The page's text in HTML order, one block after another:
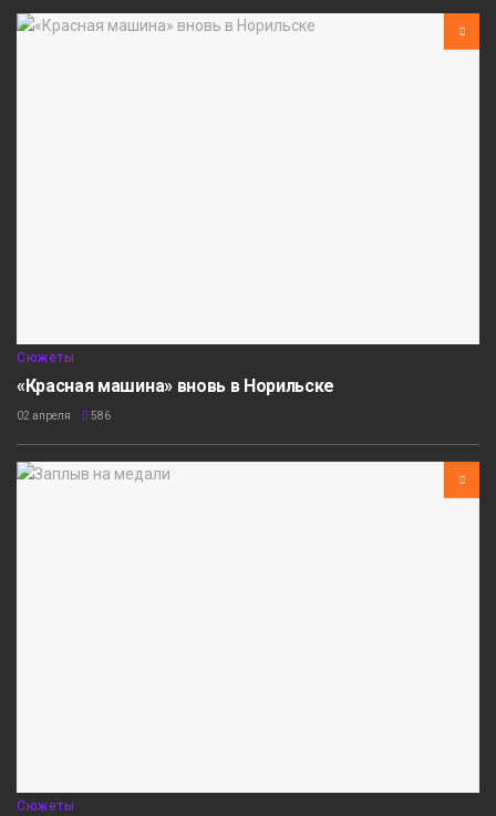
Сюжеты
«Красная машина» вновь в Норильске
02 апреля 586
Сюжеты